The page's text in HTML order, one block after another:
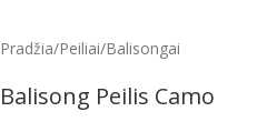
Pradžia/Peiliai/Balisongai
Balisong Peilis Camo